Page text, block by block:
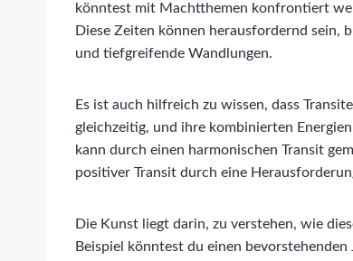
könntest mit Machtthemen konfrontiert
Diese Zeiten können herausfordernd sein,
und tiefgreifende Wandlungen.
Es ist auch hilfreich zu wissen, dass
gleichzeitig, und ihre kombinierten
kann durch einen harmonischen Transit
positiver Transit durch eine
Die Kunst liegt darin, zu verstehen, wie
Beispiel könntest du einen